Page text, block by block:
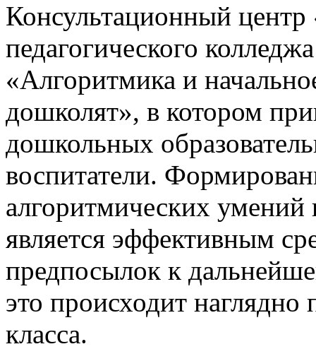
Консультационный
педагогического
«Алгоритмика и
дошколят», в котором
дошкольных
воспитатели.
алгоритмических
является эффективным
предпосылок к
это происходит
класса.